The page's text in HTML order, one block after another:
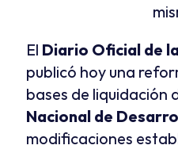
El Diario Oficial de
publicó hoy una
bases de liquidación
Nacional de
modificaciones